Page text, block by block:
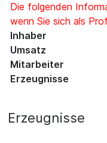
Die folgenden
wenn Sie sich als
Inhaber
Umsatz
Mitarbeiter
Erzeugnisse
Erzeugnisse